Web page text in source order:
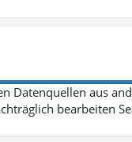
Datenquellen aus
bearbeiten